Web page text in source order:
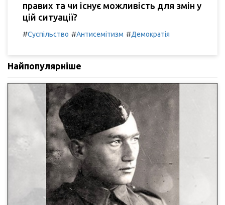
правих та чи існує можливість для змін у
цій ситуації?
#Суспільство #Антисемітизм #Демократія
Найпопулярніше